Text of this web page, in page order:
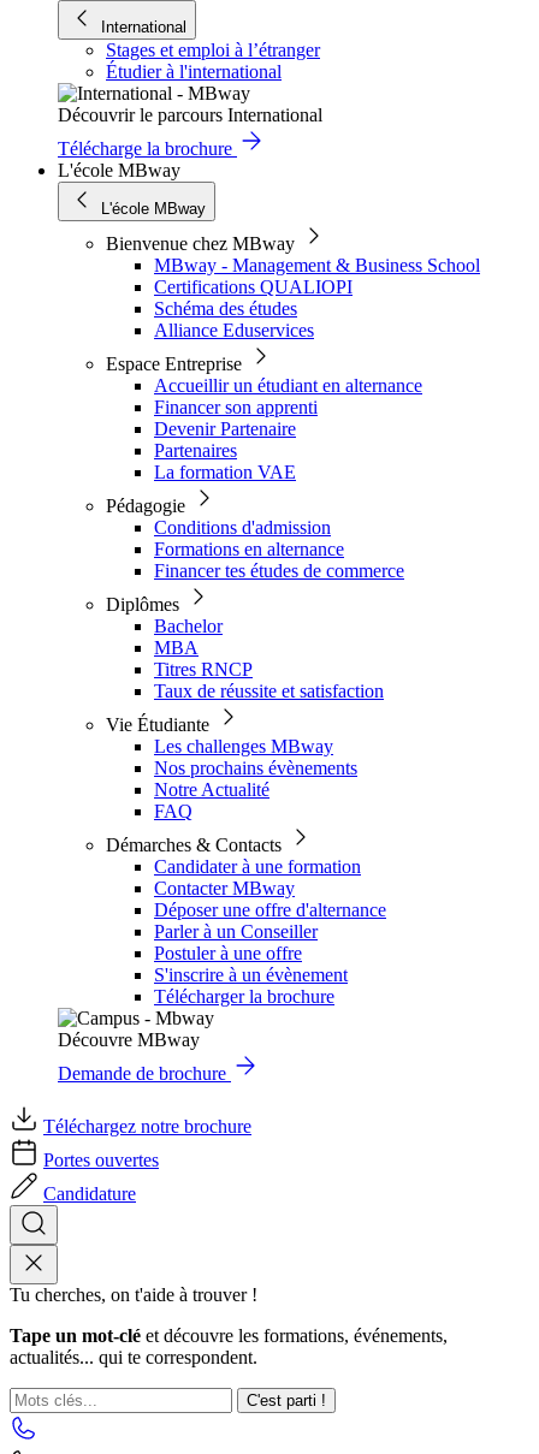
International
Stages et emploi à l’étranger
Étudier à l'international
Découvrir le parcours International
Télécharge la brochure
L'école MBway
L'école MBway
Bienvenue chez MBway
MBway - Management & Business School
Certifications QUALIOPI
Schéma des études
Alliance Eduservices
Espace Entreprise
Accueillir un étudiant en alternance
Financer son apprenti
Devenir Partenaire
Partenaires
La formation VAE
Pédagogie
Conditions d'admission
Formations en alternance
Financer tes études de commerce
Diplômes
Bachelor
MBA
Titres RNCP
Taux de réussite et satisfaction
Vie Étudiante
Les challenges MBway
Nos prochains évènements
Notre Actualité
FAQ
Démarches & Contacts
Candidater à une formation
Contacter MBway
Déposer une offre d'alternance
Parler à un Conseiller
Postuler à une offre
S'inscrire à un évènement
Télécharger la brochure
Découvre MBway
Demande de brochure
Téléchargez notre brochure
Portes ouvertes
Candidature
Tu cherches, on t'aide à trouver !
Tape un mot-clé et découvre les formations, événements,
actualités... qui te correspondent.
C'est parti !